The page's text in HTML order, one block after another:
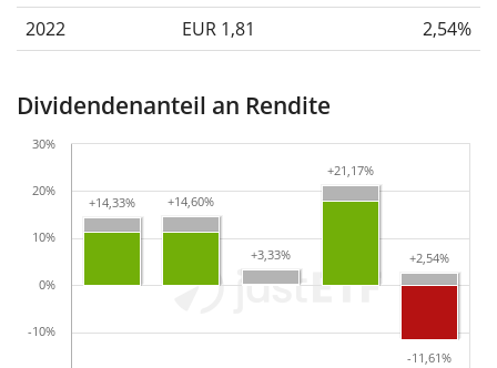
2022
EUR 1,81 2,54%
Dividendenanteil an Rendite
-11,61%
-11,61%
+14,33%
+14,33% +14,60%
+14,60%
+3,33%
+3,33%
+21,17%
+21,17%
+2,54%
+2,54%
-10%
0%
10%
20%
30%